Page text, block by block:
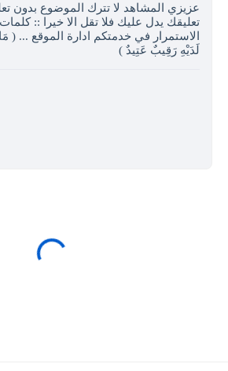
عزيزي المشاهد لا تترك الموضوع بدون
تعليقك يدل عليك فلا تقل الا خيرا ::
الاستمرار في خدمتكم ادارة الموقع ... (
لَدَيْهِ رَقِيبٌ عَتِيدٌ )